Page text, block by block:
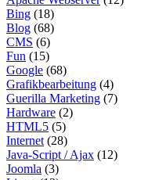
Bing (18)
Blog (68)
CMS (6)
Fun (15)
Google (68)
Grafikbearbeitung (4)
Guerilla Marketing (7)
Hardware (2)
HTML5 (5)
Internet (28)
Java-Script / Ajax (12)
Joomla (3)